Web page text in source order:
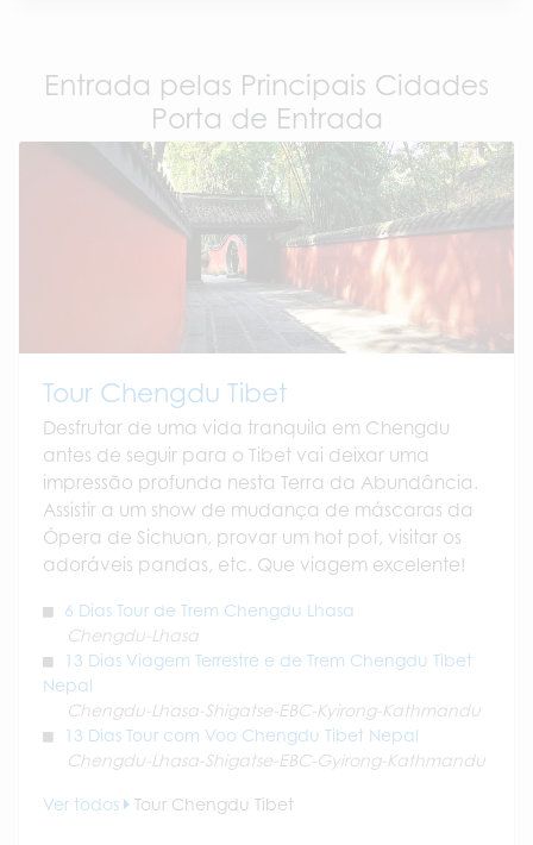
Entrada pelas Principais Cidades
Porta de Entrada
Tour Chengdu Tibet
Desfrutar de uma vida tranquila em Chengdu
antes de seguir para o Tibet vai deixar uma
impressão profunda nesta Terra da Abundância.
Assistir a um show de mudança de máscaras da
Ópera de Sichuan, provar um hot pot, visitar os
adoráveis pandas, etc. Que viagem excelente!
6 Dias Tour de Trem Chengdu Lhasa
Chengdu-Lhasa
13 Dias Viagem Terrestre e de Trem Chengdu Tibet
Nepal
Chengdu-Lhasa-Shigatse-EBC-Kyirong-Kathmandu
13 Dias Tour com Voo Chengdu Tibet Nepal
Chengdu-Lhasa-Shigatse-EBC-Gyirong-Kathmandu
Ver todos Tour Chengdu Tibet